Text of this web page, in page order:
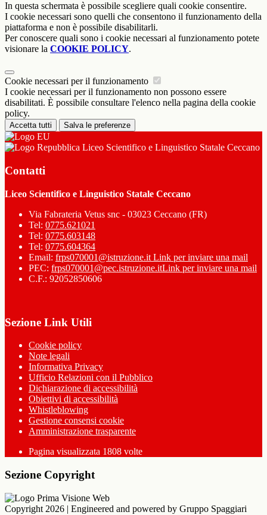
In questa schermata è possibile scegliere quali cookie consentire.
I cookie necessari sono quelli che consentono il funzionamento della
piattaforma e non è possibile disabilitarli.
Per conoscere quali sono i cookie necessari al funzionamento potete
visionare la COOKIE POLICY.
Cookie necessari per il funzionamento
I cookie necessari per il funzionamento non possono essere
disabilitati. È possibile consultare l'elenco nella pagina della cookie
policy.
Accetta tutti Salva le preferenze
Liceo Scientifico e Linguistico Statale Ceccano
Contatti
Liceo Scientifico e Linguistico Statale Ceccano
Via Fabrateria Vetus snc - 03023 Ceccano (FR)
Tel: 0775.621021
Tel: 0775.603148
Tel: 0775.604364
Email: frps070001@istruzione.it Link per inviare una mail
PEC: frps070001@pec.istruzione.itLink per inviare una mail
C.F.: 92052850606
Sezione Link Utili
Cookie policy
Note legali
Informativa Privacy
Ufficio Relazioni con il Pubblico
Dichiarazione di accessibilità
Obiettivi di accessibilità
Whistleblowing
Gestione consensi cookie
Amministrazione trasparente
Pagina visualizzata 1808 volte
Sezione Copyright
Copyright 2026 | Engineered and powered by Gruppo Spaggiari